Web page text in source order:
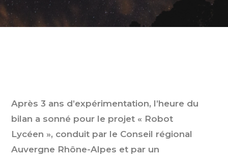
Après 3 ans d’expérimentation, l’heure du
bilan a sonné pour le projet « Robot
Lycéen », conduit par le Conseil régional
Auvergne Rhône-Alpes et par un